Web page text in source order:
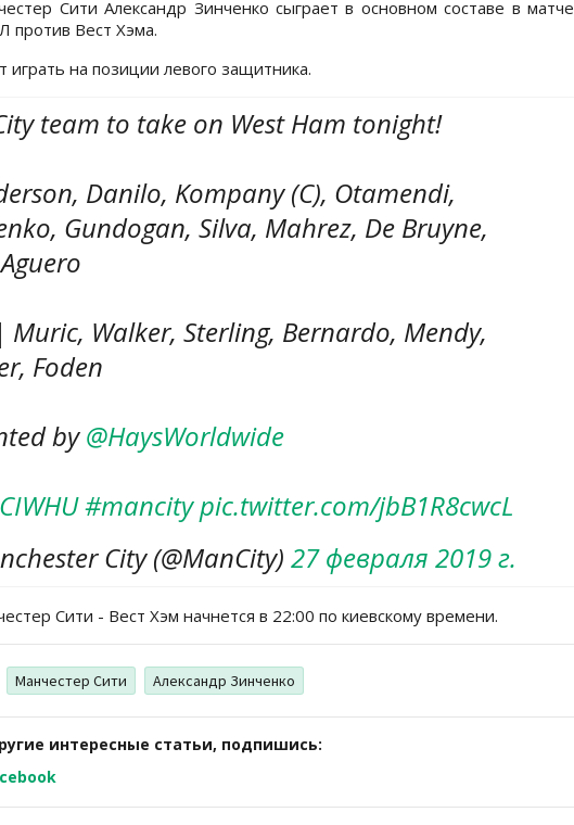
Сити Александр Зинченко сыграет в основном составе в матче
против Вест Хэма.
играть на позиции левого защитника.
team to take on West Ham tonight!
Danilo, Kompany (C), Otamendi,
Gundogan, Silva, Mahrez, De Bruyne,
Muric, Walker, Sterling, Bernardo, Mendy,
Foden
by@HaysWorldwide
#mancitypic.twitter.com/jbB1R8cwcL
City (@ManCity) 27 февраля 2019 г.
Сити - Вест Хэм начнется в 22:00 по киевскому времени.
Манчестер Сити Александр Зинченко
интересные статьи, подпишись: